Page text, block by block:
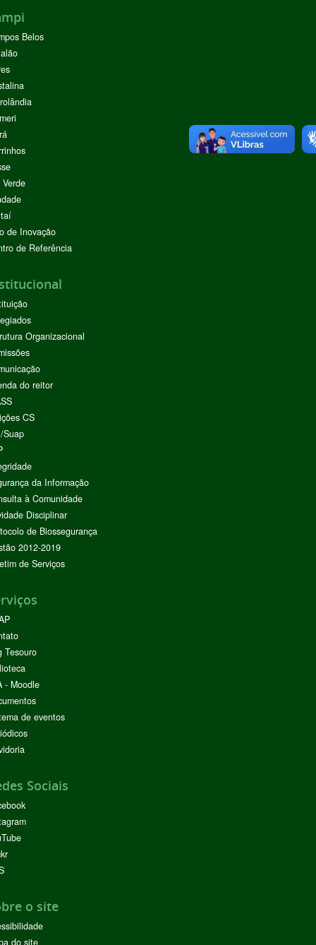
Belos
de Inovação
de Referência
Organizacional
do reitor
CS
Suap
da Informação
à Comunidade
Disciplinar
de Biossegurança
2012-2019
de Serviços
Tesouro
- Moodle
de eventos
Sociais
o site
do site